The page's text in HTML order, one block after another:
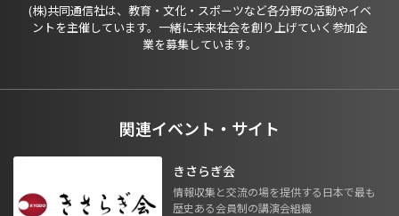
(株)共同通信社は、教育・文化・スポーツなど各分野の活動やイベ
ントを主催しています。一緒に未来社会を創り上げていく参加企
業を募集しています。
関連イベント・サイト
きさらぎ会
情報収集と交流の場を提供する日本で最も
歴史ある会員制の講演会組織